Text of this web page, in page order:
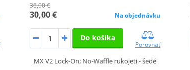
36,00 €
30,00 € Na objednávku
Do košíka
Porovnať
MX V2 Lock-On; No-Waffle rukojeti - šedé